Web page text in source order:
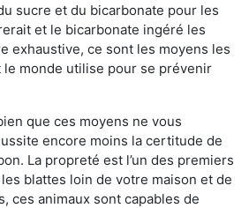
sucre et du bicarbonate pour les
et le bicarbonate ingéré les
exhaustive, ce sont les moyens les
monde utilise pour se prévenir
que ces moyens ne vous
encore moins la certitude de
La propreté est l’un des premiers
blattes loin de votre maison et de
ces animaux sont capables de